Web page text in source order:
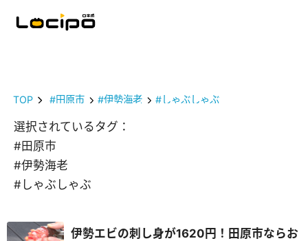
TOP #田原市 #伊勢海老 #しゃぶしゃぶ
選択されているタグ：
#田原市
#伊勢海老
#しゃぶしゃぶ
伊勢エビの刺し身が1620円！田原市ならお